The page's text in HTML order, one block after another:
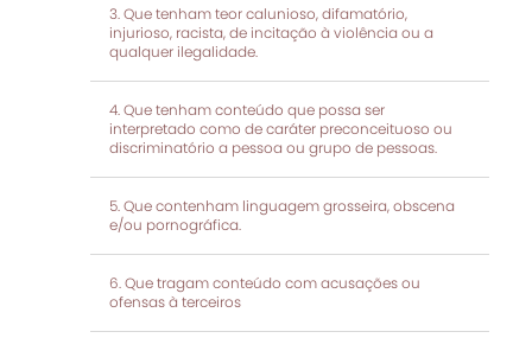
Que tenham teor calunioso, difamatório,
injurioso, racista, de incitação à violência ou a
qualquer ilegalidade.
Que tenham conteúdo que possa ser
interpretado como de caráter preconceituoso ou
discriminatório a pessoa ou grupo de pessoas.
Que contenham linguagem grosseira, obscena
e/ou pornográfica.
Que tragam conteúdo com acusações ou
ofensas à terceiros